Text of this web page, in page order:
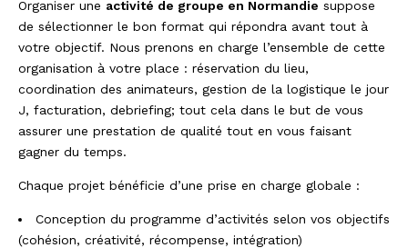
Organiser une activité de groupe en Normandie suppose
de sélectionner le bon format qui répondra avant tout à
votre objectif. Nous prenons en charge l’ensemble de cette
organisation à votre place : réservation du lieu,
coordination des animateurs, gestion de la logistique le jour
J, facturation, debriefing; tout cela dans le but de vous
assurer une prestation de qualité tout en vous faisant
gagner du temps.
Chaque projet bénéficie d’une prise en charge globale :
Conception du programme d’activités selon vos objectifs
(cohésion, créativité, récompense, intégration)